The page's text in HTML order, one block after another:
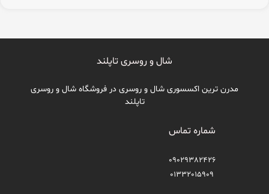
شال و روسری تاپلند
مدرن ترین اکسسوری شال و روسری در فروشگاه شال و روسری
تاپلند
شماره تماس
09029382426
01332015909